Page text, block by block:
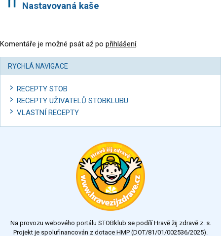
Nastavovaná kaše
Komentáře je možné psát až po přihlášení.
RYCHLÁ NAVIGACE
RECEPTY STOB
RECEPTY UŽIVATELŮ STOBKLUBU
VLASTNÍ RECEPTY
Na provozu webového portálu STOBklub se podílí Hravě žij zdravě z. s.
Projekt je spolufinancován z dotace HMP (DOT/81/01/002536/2025).